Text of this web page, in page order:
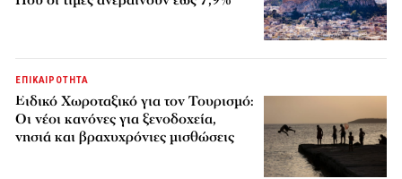
ΕΠΙΚΑΙΡΟΤΗΤΑ
Ειδικό Χωροταξικό για τον Τουρισμό:
Οι νέοι κανόνες για ξενοδοχεία,
νησιά και βραχυχρόνιες μισθώσεις